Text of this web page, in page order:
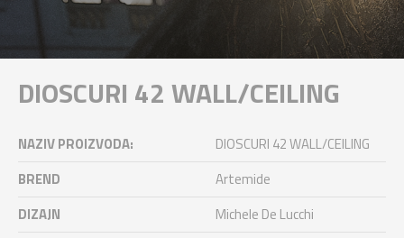
DIOSCURI 42 WALL/CEILING
NAZIV PROIZVODA:
DIOSCURI 42 WALL/CEILING
BREND
Artemide
DIZAJN
Michele De Lucchi